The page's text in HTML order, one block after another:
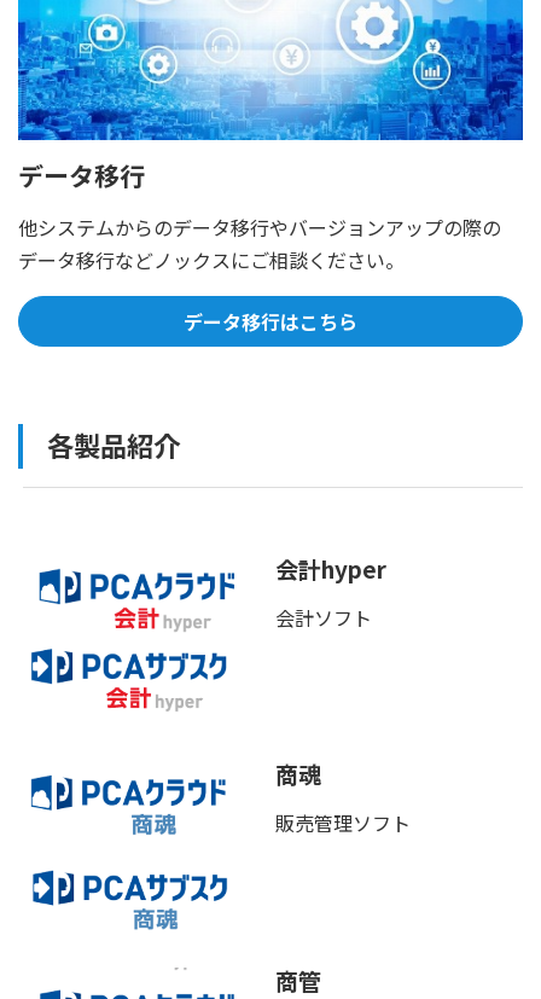
データ移行
他システムからのデータ移行やバージョンアップの際の
データ移行などノックスにご相談ください。
データ移行はこちら
各製品紹介
会計hyper
会計ソフト
商魂
販売管理ソフト
商管